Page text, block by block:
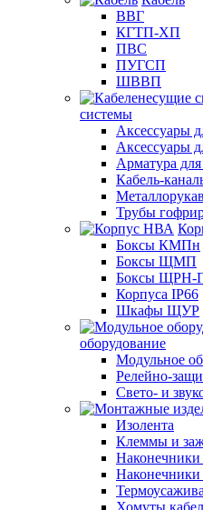
ВВГ
КГТП-ХП
ПВС
ПУГСП
ШВВП
системы
Аксессуары
Аксессуары
Арматура
Кабель-
Металлорукав
Трубы
Боксы КМПн
Боксы ЩМП
Боксы ЩРН-
Корпуса IP66
Шкафы ЩУР
оборудование
Модульное
Релейно-
Свето- и
Изолента
Клеммы и
Наконечники
Наконечники
Хомуты